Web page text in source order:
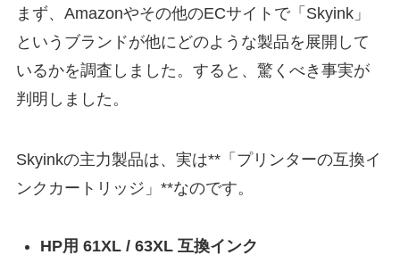
まず、Amazonやその他のECサイトで「Skyink」
というブランドが他にどのような製品を展開して
いるかを調査しました。すると、驚くべき事実が
判明しました。
Skyinkの主力製品は、実は**「プリンターの互換イ
ンクカートリッジ」**なのです。
HP用 61XL / 63XL 互換インク